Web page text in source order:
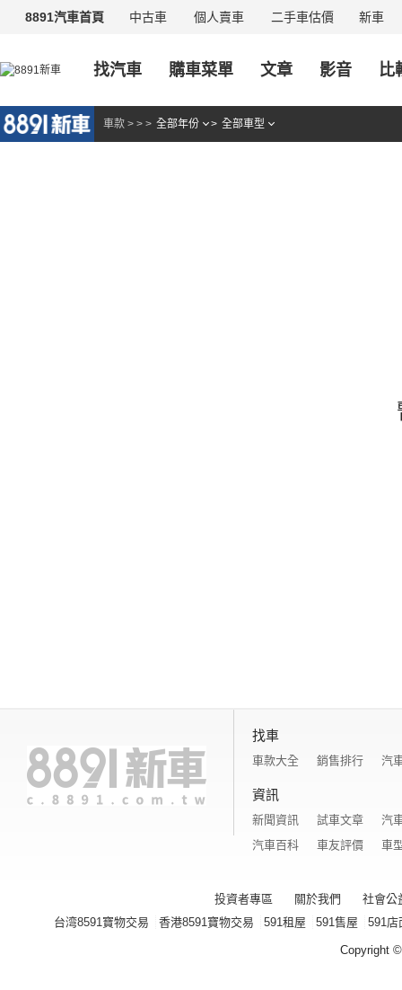
8891汽車首頁 中古車 個人賣車 二手車估價 新車
找汽車 購車菜單 文章 影音 比
車款 > > > 全部年份 > 全部車型
找車
車款大全 銷售排行 汽
資訊
新聞資訊 試車文章
汽
汽車百科
車友評價 車
投資者專區 關於我們
社會公
台湾8591寶物交易
香港8591寶物交易 591租屋 591售屋 591店
Copyright